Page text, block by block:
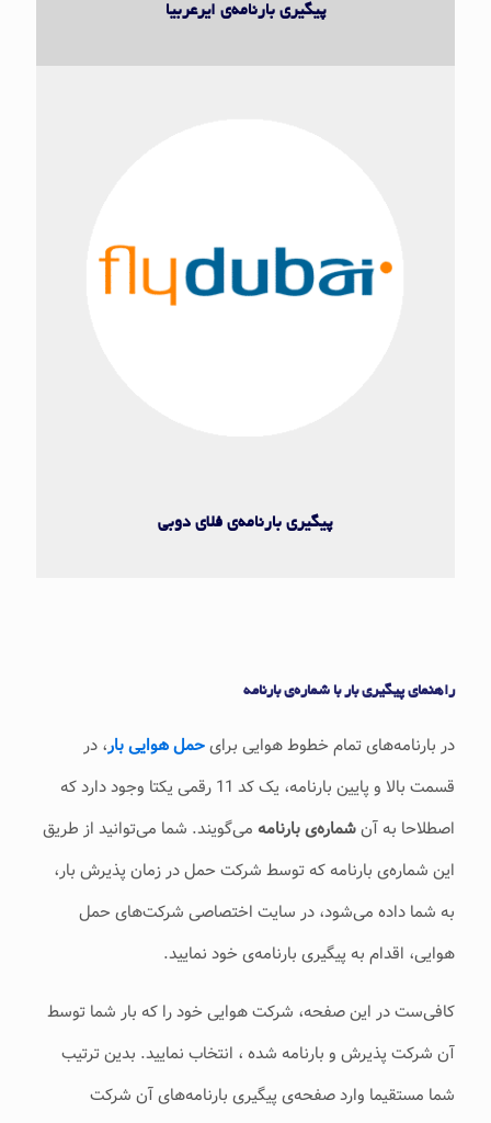
پیگیری بارنامه‌ی ایرعربیا
فلای دوبی
پیگیری بارنامه‌ی فلای دوبی
راهنمای پیگیری بار با شماره‌ی بارنامه
در بارنامه‌های تمام خطوط هوایی برایحمل هوایی بار، در
قسمت بالا و پایین بارنامه، یک کد 11 رقمی یکتا وجود دارد که
اصطلاحا به آنشماره‌ی بارنامه می‌گویند. شما می‌توانید از طریق
این شماره‌ی بارنامه که توسط شرکت حمل در زمان پذیرش بار،
به شما داده می‌شود، در سایت اختصاصی شرکت‌های حمل
هوایی، اقدام به پیگیری بارنامه‌ی خود نمایید.
کافی‌ست در این صفحه، شرکت هوایی خود را که بار شما توسط
آن شرکت پذیرش و بارنامه شده ، انتخاب نمایید. بدین ترتیب
شما مستقیما وارد صفحه‌ی پیگیری بارنامه‌های آن شرکت